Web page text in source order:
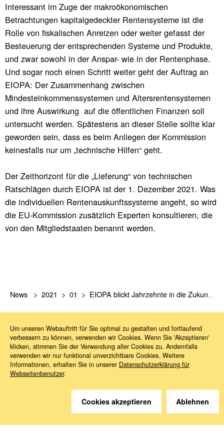
Interessant im Zuge der makroökonomischen
Betrachtungen kapitalgedeckter Rentensysteme ist die
Rolle von fiskalischen Anreizen oder weiter gefasst der
Besteuerung der entsprechenden Systeme und Produkte,
und zwar sowohl in der Anspar- wie in der Rentenphase.
Und sogar noch einen Schritt weiter geht der Auftrag an
EIOPA: Der Zusammenhang zwischen
Mindesteinkommenssystemen und Altersrentensystemen
und ihre Auswirkung auf die öffentlichen Finanzen soll
untersucht werden. Spätestens an dieser Stelle sollte klar
geworden sein, dass es beim Anliegen der Kommission
keinesfalls nur um „technische Hilfen“ geht.
Der Zeithorizont für die „Lieferung“ von technischen
Ratschlägen durch EIOPA ist der 1. Dezember 2021. Was
die individuellen Rentenauskunftssysteme angeht, so wird
die EU-Kommission zusätzlich Experten konsultieren, die
von den Mitgliedstaaten benannt werden.
News 2021 01 EIOPA blickt Jahrzehnte in die Zukunft: jetzt auch bei Renten der 2. und 3. Säule
Sie haben Fragen?
Wir helfen gerne weiter.
Kontakt
Um unseren Webauftritt für Sie optimal zu gestalten und fortlaufend
verbessern zu können, verwenden wir Cookies. Wenn Sie 'Akzeptieren'
klicken, stimmen Sie der Verwendung aller Cookies zu. Andernfalls
verwenden wir nur funktional unverzichtbare Cookies. Weitere
Informationen, erhalten Sie in unserer Datenschutzerklärung für
Webseitenbenutzer.
Cookies akzeptieren Ablehnen